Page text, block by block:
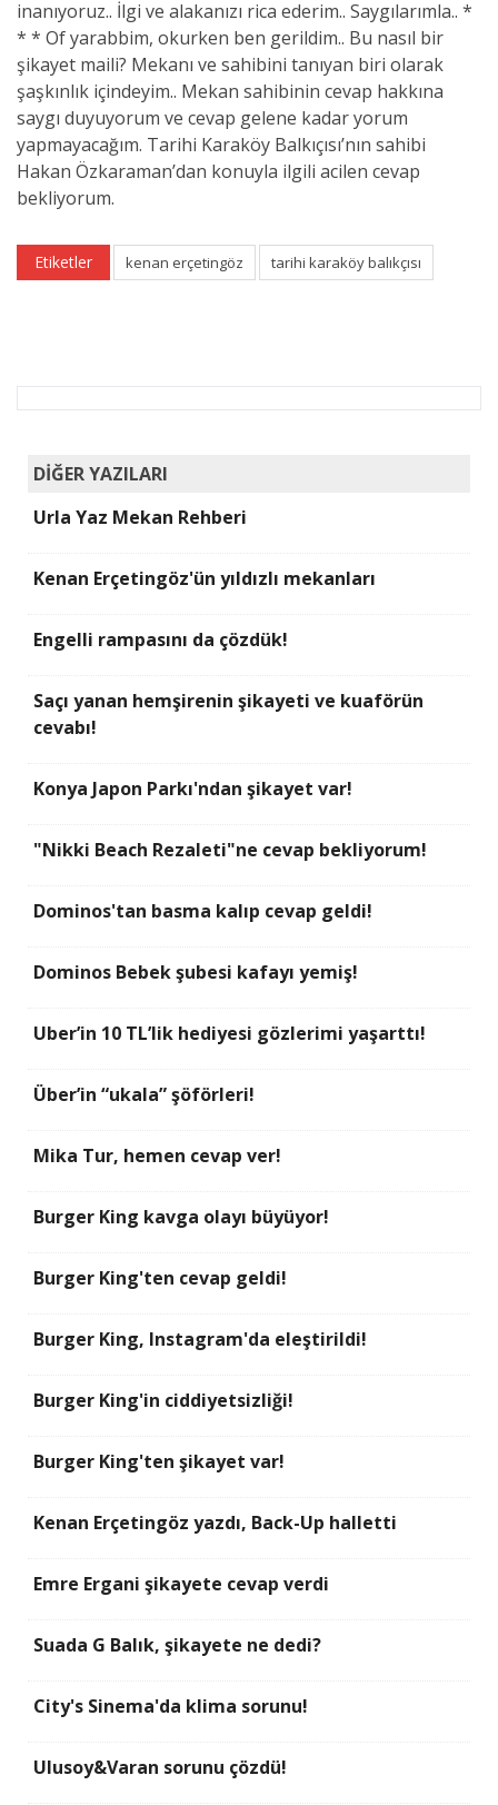
inanıyoruz.. İlgi ve alakanızı rica ederim.. Saygılarımla.. *
* * Of yarabbim, okurken ben gerildim.. Bu nasıl bir
şikayet maili? Mekanı ve sahibini tanıyan biri olarak
şaşkınlık içindeyim.. Mekan sahibinin cevap hakkına
saygı duyuyorum ve cevap gelene kadar yorum
yapmayacağım. Tarihi Karaköy Balkıçısı’nın sahibi
Hakan Özkaraman’dan konuyla ilgili acilen cevap
bekliyorum.
Etiketler kenan erçetingöz tarihi karaköy balıkçısı
DİĞER YAZILARI
Urla Yaz Mekan Rehberi
Kenan Erçetingöz'ün yıldızlı mekanları
Engelli rampasını da çözdük!
Saçı yanan hemşirenin şikayeti ve kuaförün
cevabı!
Konya Japon Parkı'ndan şikayet var!
"Nikki Beach Rezaleti"ne cevap bekliyorum!
Dominos'tan basma kalıp cevap geldi!
Dominos Bebek şubesi kafayı yemiş!
Uber’in 10 TL’lik hediyesi gözlerimi yaşarttı!
Über’in “ukala” şöförleri!
Mika Tur, hemen cevap ver!
Burger King kavga olayı büyüyor!
Burger King'ten cevap geldi!
Burger King, Instagram'da eleştirildi!
Burger King'in ciddiyetsizliği!
Burger King'ten şikayet var!
Kenan Erçetingöz yazdı, Back-Up halletti
Emre Ergani şikayete cevap verdi
Suada G Balık, şikayete ne dedi?
City's Sinema'da klima sorunu!
Ulusoy&Varan sorunu çözdü!